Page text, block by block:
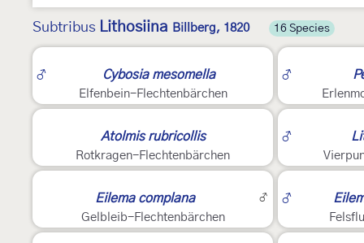
Subtribus Lithosiina Billberg, 1820 16 Species
♂
Cybosia mesomella
Elfenbein-Flechtenbärchen
♂
Atolmis rubricollis
Rotkragen-Flechtenbärchen
♂
Eilema complana
♂
Gelbleib-Flechtenbärchen
♂